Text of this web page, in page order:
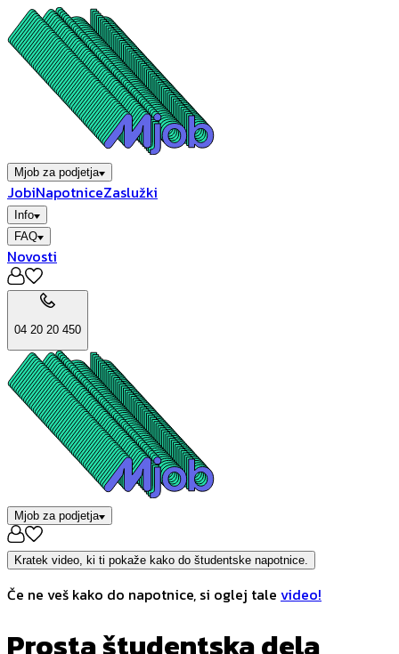
Mjob za podjetja
JobiNapotniceZaslužki
Info
FAQ
Novosti
04 20 20 450
Mjob za podjetja
Kratek video, ki ti pokaže kako do študentske napotnice.
Če ne veš kako do napotnice, si oglej tale video!